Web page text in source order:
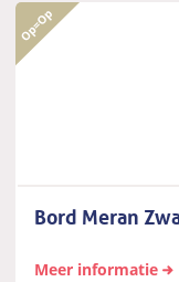
Bord Meran
Meer informatie